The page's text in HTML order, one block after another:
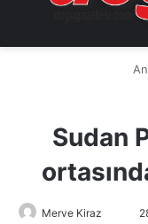
...
Sudan
Merve Kiraz